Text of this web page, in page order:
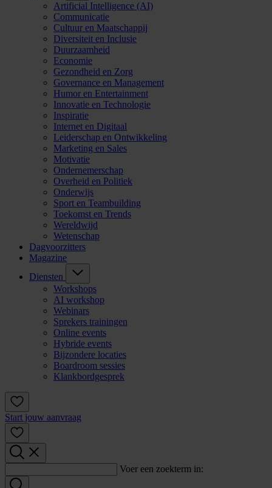
Artificial Intelligence (AI)
Communicatie
Cultuur en Maatschappij
Diversiteit en Inclusie
Duurzaamheid
Economie
Gezondheid en Zorg
Governance en Management
Humor en Entertainment
Innovatie en Technologie
Inspiratie
Internet en Digitaal
Leiderschap en Ontwikkeling
Marketing en Sales
Motivatie
Ondernemerschap
Overheid en Politiek
Onderwijs
Sport en Teambuilding
Toekomst en Trends
Wereldwijd
Wetenschap
Dagvoorzitters
Magazine
Diensten
Workshops
AI workshop
Webinars
Sprekers trainingen
Online events
Hybride events
Bijzondere locaties
Boardroom sessies
Klankbordgesprek
Start jouw aanvraag
Voer een zoekterm in: